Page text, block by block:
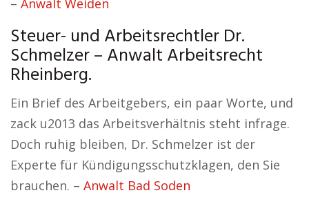
– Anwalt Weiden
Steuer- und Arbeitsrechtler Dr.
Schmelzer – Anwalt Arbeitsrecht
Rheinberg.
Ein Brief des Arbeitgebers, ein paar Worte, und
zack u2013 das Arbeitsverhältnis steht infrage.
Doch ruhig bleiben, Dr. Schmelzer ist der
Experte für Kündigungsschutzklagen, den Sie
brauchen. – Anwalt Bad Soden